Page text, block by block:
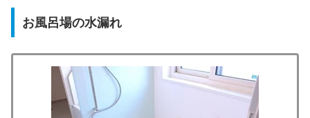
お風呂場の水漏れ